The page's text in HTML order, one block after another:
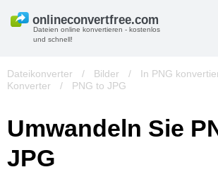
Dateien online konvertieren - kostenlos
und schnell!
Dateikonverter / Bilder / In PNG
Konverter
/ PNG to JPG
Umwandeln Sie
JPG